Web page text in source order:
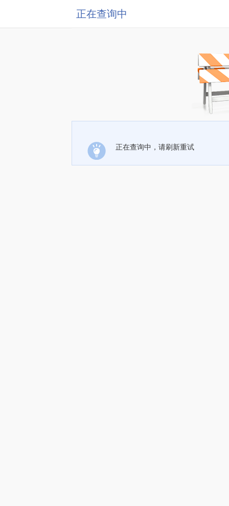
正在查询中
正在查询中，请刷新重试